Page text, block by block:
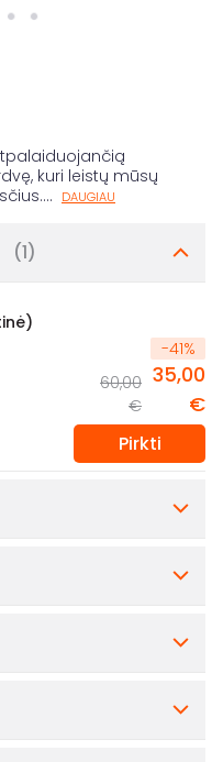
kuri leistų mūsų
... DAUGIAU
(1)
-41%
60,00
€
35,00
€
Pirkti